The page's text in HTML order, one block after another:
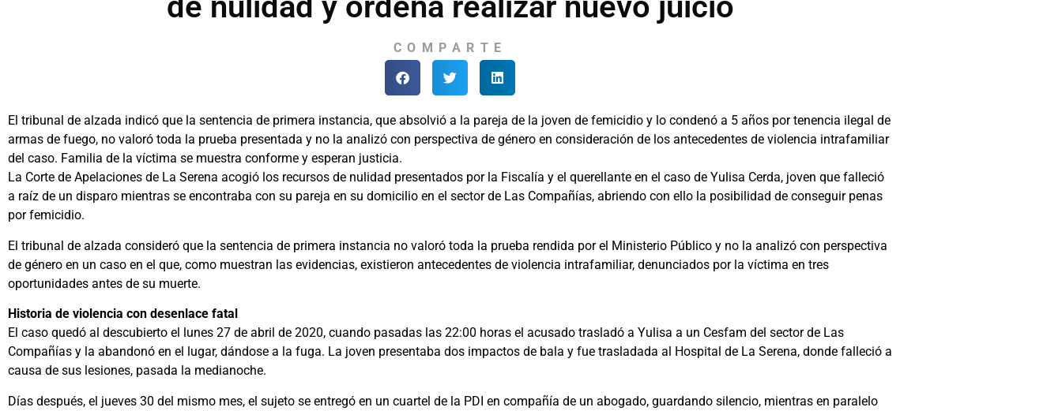
COMPARTE
El tribunal de alzada indicó que la sentencia de primera instancia, que absolvió a la pareja de la joven de femicidio y lo condenó a 5 años por tenencia ilegal de
armas de fuego, no valoró toda la prueba presentada y no la analizó con perspectiva de género en consideración de los antecedentes de violencia intrafamiliar
del caso. Familia de la víctima se muestra conforme y esperan justicia.
La Corte de Apelaciones de La Serena acogió los recursos de nulidad presentados por la Fiscalía y el querellante en el caso de Yulisa Cerda, joven que falleció
a raíz de un disparo mientras se encontraba con su pareja en su domicilio en el sector de Las Compañías, abriendo con ello la posibilidad de conseguir penas
por femicidio.
El tribunal de alzada consideró que la sentencia de primera instancia no valoró toda la prueba rendida por el Ministerio Público y no la analizó con perspectiva
de género en un caso en el que, como muestran las evidencias, existieron antecedentes de violencia intrafamiliar, denunciados por la víctima en tres
oportunidades antes de su muerte.
Historia de violencia con desenlace fatal
El caso quedó al descubierto el lunes 27 de abril de 2020, cuando pasadas las 22:00 horas el acusado trasladó a Yulisa a un Cesfam del sector de Las
Compañías y la abandonó en el lugar, dándose a la fuga. La joven presentaba dos impactos de bala y fue trasladada al Hospital de La Serena, donde falleció a
causa de sus lesiones, pasada la medianoche.
Días después, el jueves 30 del mismo mes, el sujeto se entregó en un cuartel de la PDI en compañía de un abogado, guardando silencio, mientras en paralelo